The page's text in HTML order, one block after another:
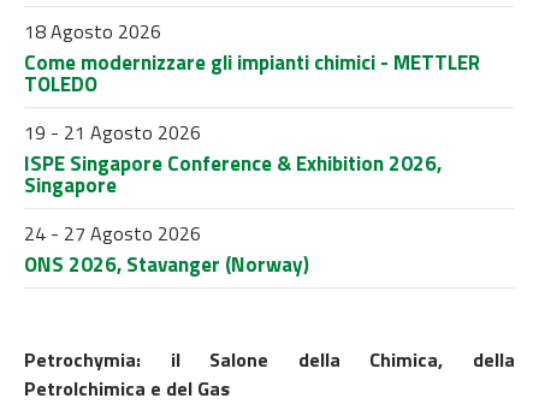
18 Agosto 2026
Come modernizzare gli impianti chimici - METTLER
TOLEDO
19 - 21 Agosto 2026
ISPE Singapore Conference & Exhibition 2026,
Singapore
24 - 27 Agosto 2026
ONS 2026, Stavanger (Norway)
Petrochymia: il Salone della Chimica, della
Petrolchimica e del Gas